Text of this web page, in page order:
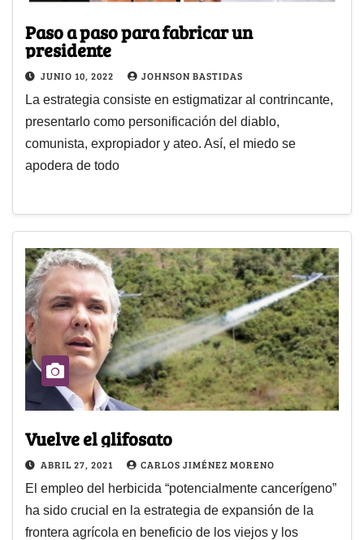
Paso a paso para fabricar un
presidente
JUNIO 10, 2022 JOHNSON BASTIDAS
La estrategia consiste en estigmatizar al contrincante,
presentarlo como personificación del diablo,
comunista, expropiador y ateo. Así, el miedo se
apodera de todo
Vuelve el glifosato
ABRIL 27, 2021 CARLOS JIMÉNEZ MORENO
El empleo del herbicida “potencialmente cancerígeno”
ha sido crucial en la estrategia de expansión de la
frontera agrícola en beneficio de los viejos y los